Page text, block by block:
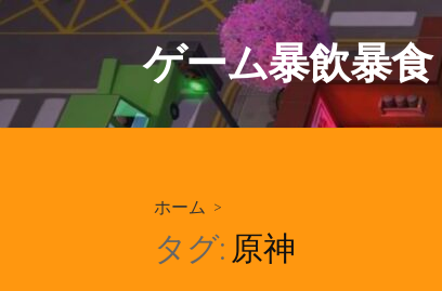
コ
ン
ン
ツ
ゲーム暴飲暴食
ホーム >
タグ: 原神